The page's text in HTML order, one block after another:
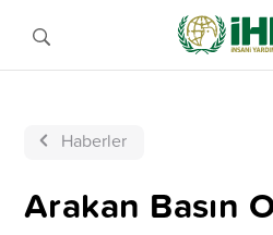
Haberler
Arakan Basın